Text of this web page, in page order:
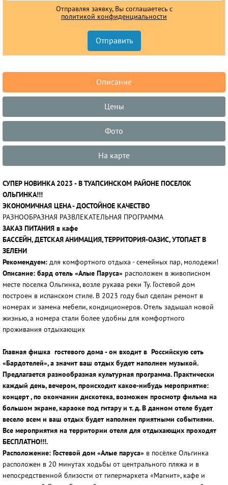
Отправляя заявку, Вы соглашаетесь с
политикой конфиденциальности
Описание
Цены
Фото
На карте
СУПЕР НОВИНКА 2023 - В ТУАПСИНСКОМ РАЙОНЕ ПОСЕЛОК
ОЛЬГИНКА!!!
ЭКОНОМИЧНАЯ ЦЕНА - ДОСТОЙНОЕ КАЧЕСТВО
РАЗНООБРАЗНАЯ РАЗВЛЕКАТЕЛЬНАЯ ПРОГРАММА
ЗАКАЗ ПИТАНИЯ в кафе
БАССЕЙН, ДЕТСКАЯ АНИМАЦИЯ, ТЕРРИТОРИЯ-ОАЗИС, УТОПАЕТ В
ЗЕЛЕНИ
Рекомендуем: для комфортного отдыха - семейных пар, молодежи!
Описание: бард отель «Алые Паруса» расположен в живописном
месте поселка Ольгинка, возле рукава реки Ту. Гостевой дом
построен в испанском стиле. В 2023 году был сделан ремонт в
номерах и замена мебели, кондиционеров. Отель задышал новой
жизнью, а номера стали более удобны для комфортного
проживания отдыхающих
Главная фишка гостевого дома - он входит в Российскую сеть
«Бардотелей», а значит ваш отдых будет наполнен музыкой.
Предлагается разнообразная культурная программа. Практически
каждый день, вечером, происходит какое-нибудь мероприятие:
концерт , по окончании дискотека, возможен просмотр фильма на
большом экране, караоке под гитару и т. д. В данном отеле будет
весело всем и ваш отдых будет наполнен приятными событиями.
Все мероприятия на территории отеля для отдыхающих проходят
БЕСПЛАТНО!!!.
Расположение: Гостевой дом «Алые паруса» в посёлке Ольгинка
расположен в 20 минутах ходьбы от центрального пляжа и в
непосредственной близости от гипермаркета «Магнит», кафе и